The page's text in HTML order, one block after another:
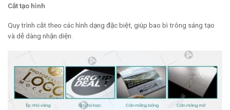
Cắt tạo hình
Quy trình cắt theo các hình dạng đặc biệt, giúp bao bì trông sáng tạo
và dễ dàng nhận diện.